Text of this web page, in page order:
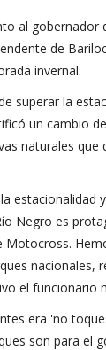
al gobernador
de
invernal.
superar la
un cambio
naturales que
estacionalidad
Negro es
nacionales,
el funcionario
era 'no
son para el